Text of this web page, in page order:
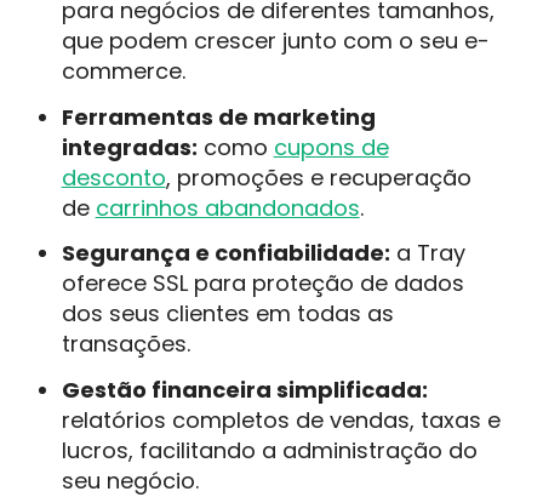
para negócios de diferentes tamanhos,
que podem crescer junto com o seu e-
commerce.
Ferramentas de marketing
integradas: como cupons de
desconto, promoções e recuperação
de carrinhos abandonados.
Segurança e confiabilidade: a Tray
oferece SSL para proteção de dados
dos seus clientes em todas as
transações.
Gestão financeira simplificada:
relatórios completos de vendas, taxas e
lucros, facilitando a administração do
seu negócio.